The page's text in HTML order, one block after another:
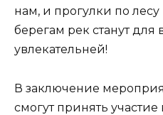
нам, и прогулки по
берегам рек станут для
увлекательней!
В заключение
смогут принять участие